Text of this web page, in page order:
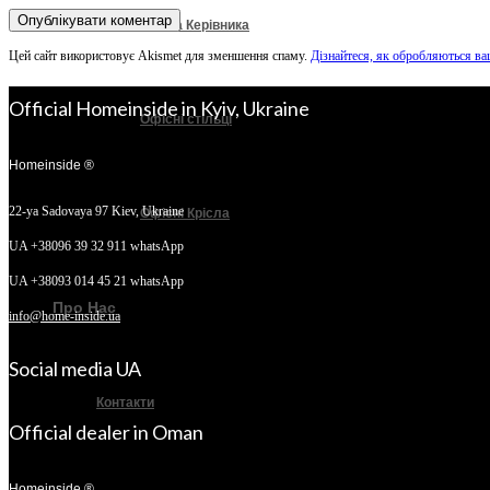
Крісла Керівника
Офісні стільці
Офісні Крісла
Про Нас
Контакти
Цей сайт використовує Akismet для зменшення спаму. Дізнайтеся, як обробляються
Official Homeinside in Kyiv, Ukraine
Homeinside ®
22-ya Sadovaya 97 Kiev, Ukraine
UA +38096 39 32 911 whatsApp
UA +38093 014 45 21 whatsApp
info@home-inside.ua
Social media UA
Official dealer in Oman